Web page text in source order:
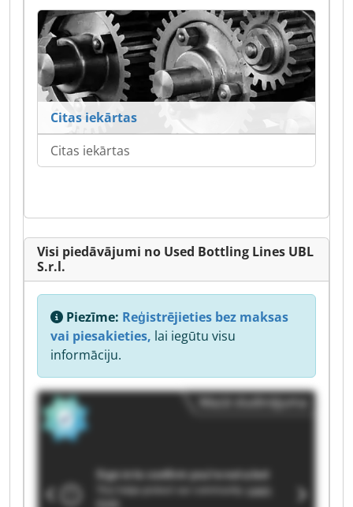
Citas iekārtas
Citas iekārtas
Visi piedāvājumi no Used Bottling Lines UBL
S.r.l.
Piezīme: Reģistrējieties bez maksas
vai piesakieties, lai iegūtu visu
informāciju.
Mazā sludinājuma